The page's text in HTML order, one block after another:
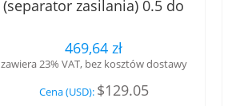
(separator zasilania) 0.5 do
3GHz, 3.3V, porty 3 x SMA
469,64 zł
zawiera 23% VAT, bez kosztów dostawy
Cena (USD): $129.05